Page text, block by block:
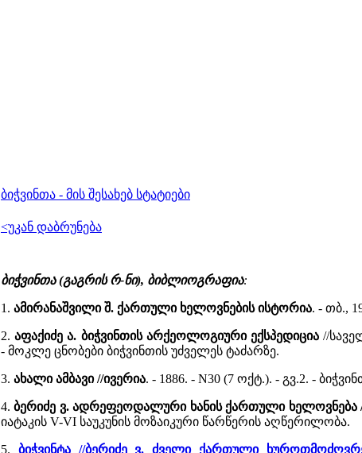
ბიჭვინთა - მის შესახებ სტატიები
<უკან დაბრუნება
ბიჭვინთა (გაგრის რ-ნი), ბიბლიოგრაფია:
1. ამირანაშვილი შ. ქართული ხელოვნების ისტორია. - თბ.,
2.აფაქიძე ა. ბიჭვინთის არქეოლოგიური ექსპედიცია//
- მოკლე ცნობები ბიჭვინთის უძველეს ტაძარზე.
3. ახალი ამბავი //ივერია. - 1886. - N30 (7 ოქტ.). - გვ.2. -
4.ბერიძე ვ. ადრეფეოდალური ხანის ქართული ხელოვნება
იატაკის V-VI საუკუნის მოზაიკური წარწერის აღწერილობა.
5. ბიჭვინტა //ბერიძე ვ. ძველი ქართული